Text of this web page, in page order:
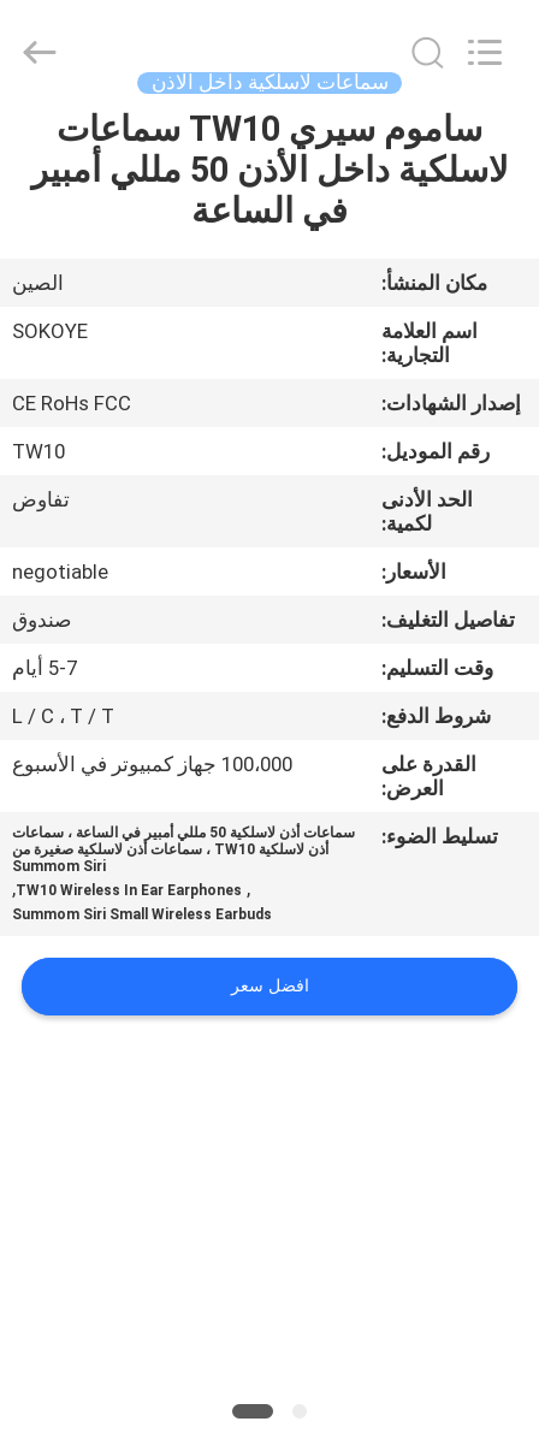
منزل،
بيت
معلومات
جولة
مراقبة
الجودة
اتصل
أخبار
خريطة
الموقع
Electronic
Co.,Ltd.
سماعات لاسلكية داخل الاذن
ساموم سيري TW10 سماعات
لاسلكية داخل الأذن 50 مللي أمبير
في الساعة
مكان المنشأ:
الصين
اسم العلامة
التجارية:
SOKOYE
إصدار الشهادات:
CE RoHs FCC
رقم الموديل:
TW10
الحد الأدنى
لكمية:
تفاوض
الأسعار:
negotiable
تفاصيل التغليف:
صندوق
وقت التسليم:
5-7 أيام
شروط الدفع:
L / C ، T / T
القدرة على
العرض:
100،000 جهاز كمبيوتر في الأسبوع
تسليط الضوء:
سماعات أذن لاسلكية 50 مللي أمبير في الساعة ، سماعات
أذن لاسلكية TW10 ، سماعات أذن لاسلكية صغيرة من
Summom Siri
,
TW10 Wireless In Ear Earphones
,
Summom Siri Small Wireless Earbuds
افضل سعر